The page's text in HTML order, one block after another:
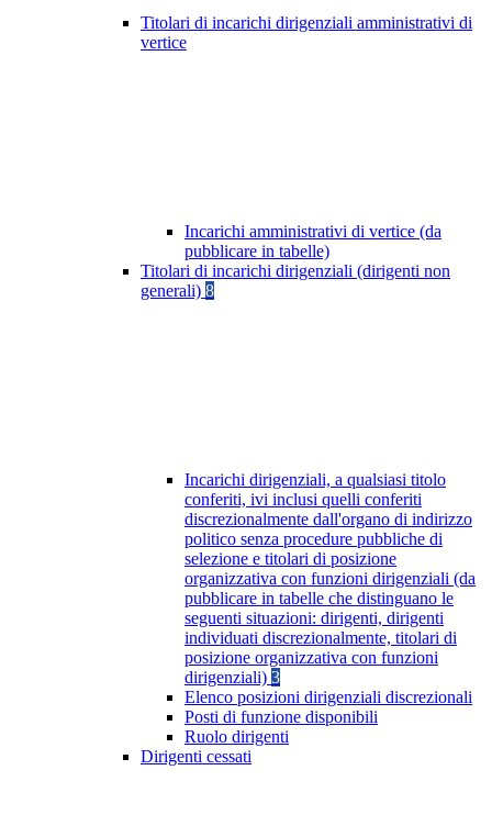
Titolari di incarichi dirigenziali amministrativi di
vertice
Incarichi amministrativi di vertice (da
pubblicare in tabelle)
Titolari di incarichi dirigenziali (dirigenti non
generali) 8
Incarichi dirigenziali, a qualsiasi titolo
conferiti, ivi inclusi quelli conferiti
discrezionalmente dall'organo di indirizzo
politico senza procedure pubbliche di
selezione e titolari di posizione
organizzativa con funzioni dirigenziali (da
pubblicare in tabelle che distinguano le
seguenti situazioni: dirigenti, dirigenti
individuati discrezionalmente, titolari di
posizione organizzativa con funzioni
dirigenziali) 3
Elenco posizioni dirigenziali discrezionali
Posti di funzione disponibili
Ruolo dirigenti
Dirigenti cessati